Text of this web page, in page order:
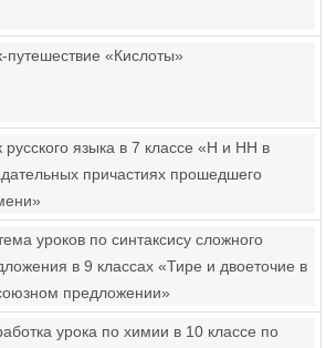
путешествие «Кислоты»
русского языка в 7 классе «Н и НН в
причастиях прошедшего
уроков по синтаксису сложного
в 9 классах «Тире и двоеточие в
предложении»
урока по химии в 10 классе по